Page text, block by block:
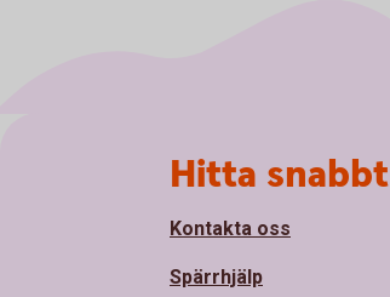
Hitta snabbt
Kontakta oss
Spärrhjälp